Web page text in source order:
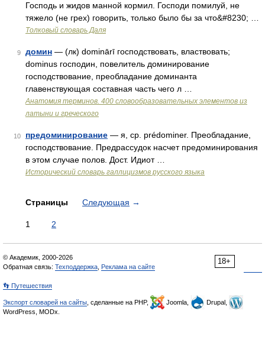
Господь и жидов манной кормил. Господи помилуй, не
тяжело (не грех) говорить, только было бы за что&#8230; …
Толковый словарь Даля
9 домин — (лк) dominārī господствовать, властвовать;
dominus господин, повелитель доминирование
господствование, преобладание доминанта
главенствующая составная часть чего л …
Анатомия терминов. 400 словообразовательных элементов из
латыни и греческого
10 предоминирование — я, ср. prédominer. Преобладание,
господствование. Предрассудок насчет предоминирования
в этом случае полов. Дост. Идиот …
Исторический словарь галлицизмов русского языка
Страницы Следующая →
1 2
18+
© Академик, 2000-2026
Обратная связь: Техподдержка Реклама на сайте
👣 Путешествия
Экспорт словарей на сайты , сделанные на PHP, Joomla,
Drupal,
WordPress, MODx.